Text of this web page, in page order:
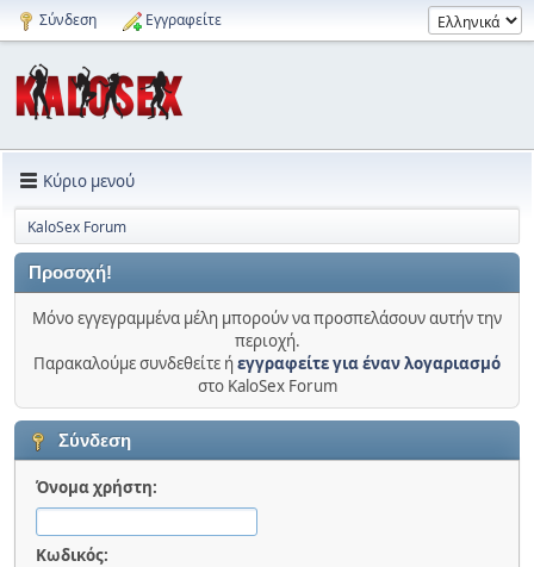
Σύνδεση Εγγραφείτε
Κύριο μενού
KaloSex Forum
Προσοχή!
Μόνο εγγεγραμμένα μέλη μπορούν να προσπελάσουν αυτήν την
περιοχή.
Παρακαλούμε συνδεθείτε ήεγγραφείτε για έναν λογαριασμό
στο KaloSex Forum
Σύνδεση
Όνομα χρήστη:
Κωδικός: